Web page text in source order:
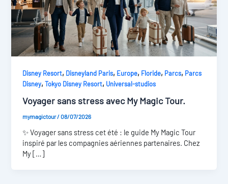
Disney Resort, Disneyland Paris, Europe, Floride, Parcs, Parcs
Disney,Tokyo Disney Resort, Universal-studios
Voyager sans stress avec My Magic Tour.
mymagictour/08/07/2026
✨ Voyager sans stress cet été : le guide My Magic Tour
inspiré par les compagnies aériennes partenaires. Chez
My […]